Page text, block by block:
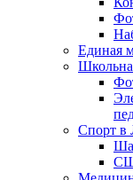
Единая
Спорт в